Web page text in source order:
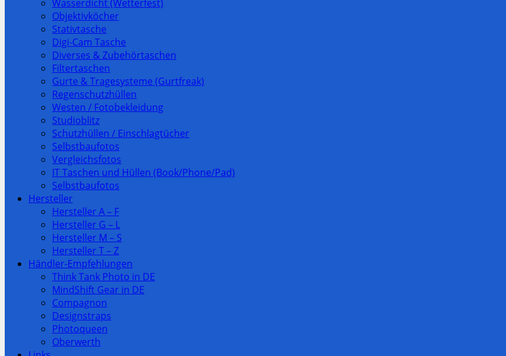
Wasserdicht (Wetterfest)
Objektivköcher
Stativtasche
Digi-Cam Tasche
Diverses & Zubehörtaschen
Filtertaschen
Gurte & Tragesysteme (Gurtfreak)
Regenschutzhüllen
Westen / Fotobekleidung
Studioblitz
Schutzhüllen / Einschlagtücher
Selbstbaufotos
Vergleichsfotos
IT Taschen und Hüllen (Book/Phone/Pad)
Selbstbaufotos
Hersteller
Hersteller A – F
Hersteller G – L
Hersteller M – S
Hersteller T – Z
Händler-Empfehlungen
Think Tank Photo in DE
MindShift Gear in DE
Compagnon
Designstraps
Photoqueen
Oberwerth